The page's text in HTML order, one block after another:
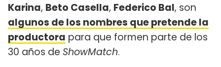
Karina, Beto Casella, Federico Bal, son
algunos de los nombres que pretende la
productora para que formen parte de los
30 años de ShowMatch.